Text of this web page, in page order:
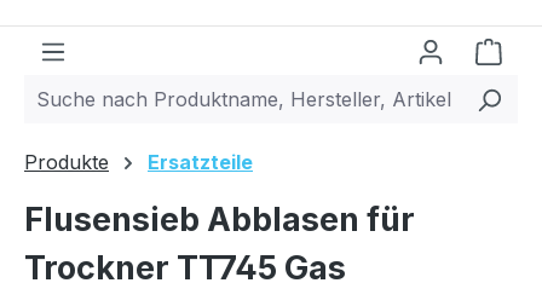
Produkte Ersatzteile
Flusensieb Abblasen für
Trockner TT745 Gas